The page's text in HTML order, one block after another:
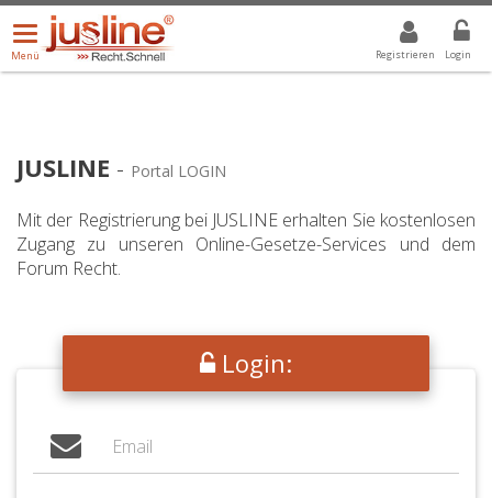
Registrieren Login
Menü
öffnen/schließen
Menü
ALLE DROPDOWN: GEWÄHLTER WERT IST ALLE
JUSLINE - Portal LOGIN
Mit der Registrierung bei JUSLINE erhalten Sie kostenlosen
Zugang zu unseren Online-Gesetze-Services und dem
Forum Recht.
Login: